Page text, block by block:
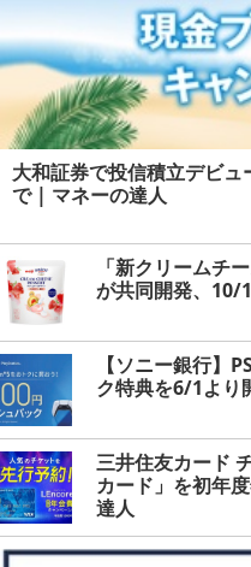
大和証券で投信積立デビ
で | マネーの達人
「新クリームチ
が共同開発、10/
【ソニー銀行】
ク特典を6/1より
三井住友カード
カード」を初年
達人